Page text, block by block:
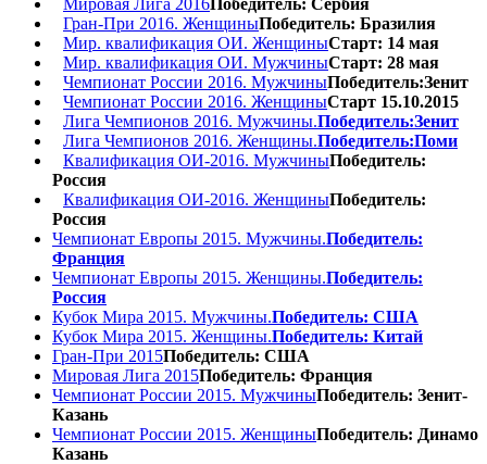
Гран-При 2016. ЖенщиныПобедитель: Бразилия
Мир. квалификация ОИ. ЖенщиныСтарт: 14 мая
Мир. квалификация ОИ. МужчиныСтарт: 28 мая
Чемпионат России 2016. МужчиныПобедитель:Зенит
Чемпионат России 2016. ЖенщиныСтарт 15.10.2015
Лига Чемпионов 2016. Мужчины.Победитель:Зенит
Лига Чемпионов 2016. Женщины.Победитель:Поми
Квалификация ОИ-2016. МужчиныПобедитель:
Россия
Квалификация ОИ-2016. ЖенщиныПобедитель:
Россия
Чемпионат Европы 2015. Мужчины.Победитель:
Франция
Чемпионат Европы 2015. Женщины.Победитель:
Россия
Кубок Мира 2015. Мужчины.Победитель: США
Кубок Мира 2015. Женщины.Победитель: Китай
Гран-При 2015Победитель: США
Мировая Лига 2015Победитель: Франция
Чемпионат России 2015. МужчиныПобедитель: Зенит-
Казань
Чемпионат России 2015. ЖенщиныПобедитель: Динамо
Казань